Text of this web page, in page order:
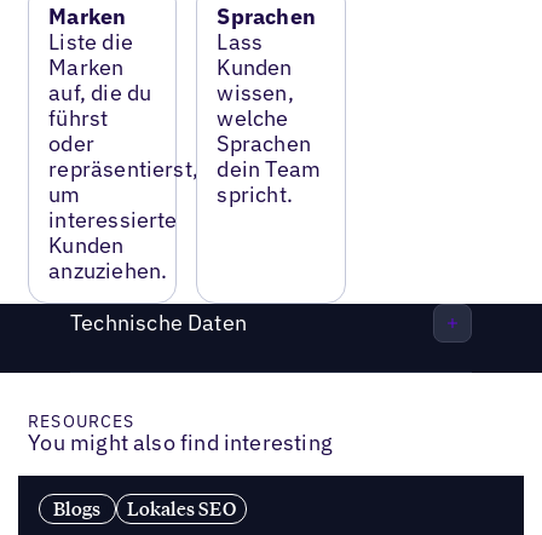
Marken
Liste die
Marken
auf, die du
führst
oder
repräsentierst,
um
interessierte
Kunden
anzuziehen.
Sprachen
Lass
Kunden
wissen,
welche
Sprachen
dein Team
spricht.
Technische Daten
RESOURCES
You might also find interesting
Blogs Lokales SEO